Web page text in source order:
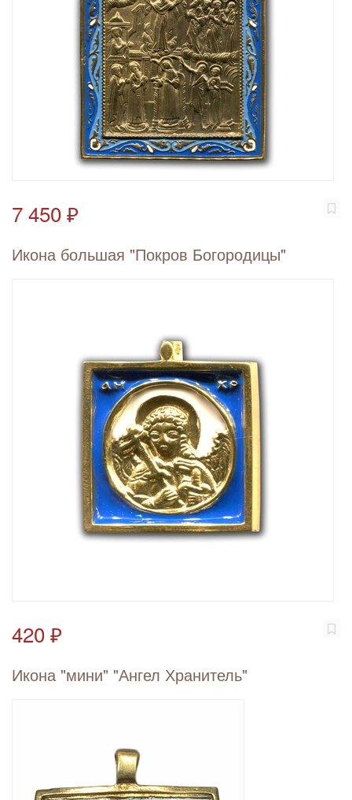
7 450 ₽
Икона большая "Покров Богородицы"
420 ₽
Икона "мини" "Ангел Хранитель"